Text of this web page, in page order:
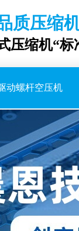
质压缩
压缩机“标
动螺杆空压机